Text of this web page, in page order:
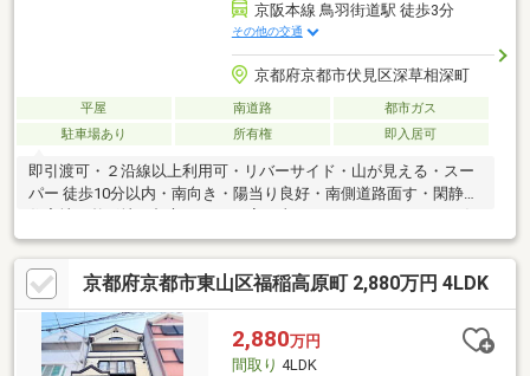
京阪本線 鳥羽街道駅 徒歩3分
その他の交通
京都府京都市伏見区深草相深町
平屋 南道路
都市ガス
駐車場あり
所有権 即入居可
即引渡可・２沿線以上利用可・リバーサイド・山が見える・スー
パー 徒歩10分以内・南向き・陽当り良好・南側道路面す・閑静な
せください■■京都を中心とした地域密着型の不動産業者です。・
新築・中古・土地・マンション・リフォーム・建築・住み替えの
相談など・お気軽にご相談下さい！！
京都府京都市東山区福稲高原町 2,880万円 4LDK
2,880万円
間取り 4LDK